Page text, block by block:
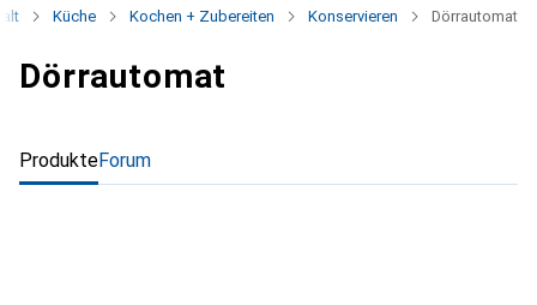
Küche Kochen + Zubereiten Konservieren Dörrautomat
Dörrautomat
ProdukteForum